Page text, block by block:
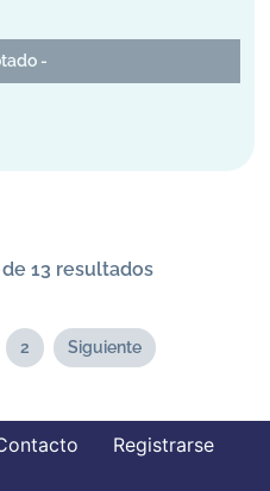
-
13 resultados
2 Siguiente
Registrarse